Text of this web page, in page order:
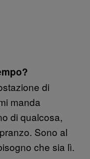
di
manda
di qualcosa,
Sono al
che sia lì.